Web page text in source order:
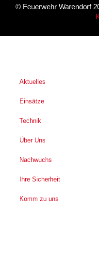
© Feuerwehr Warendorf
Aktuelles
Einsätze
Technik
Über Uns
Nachwuchs
Ihre Sicherheit
Komm zu uns